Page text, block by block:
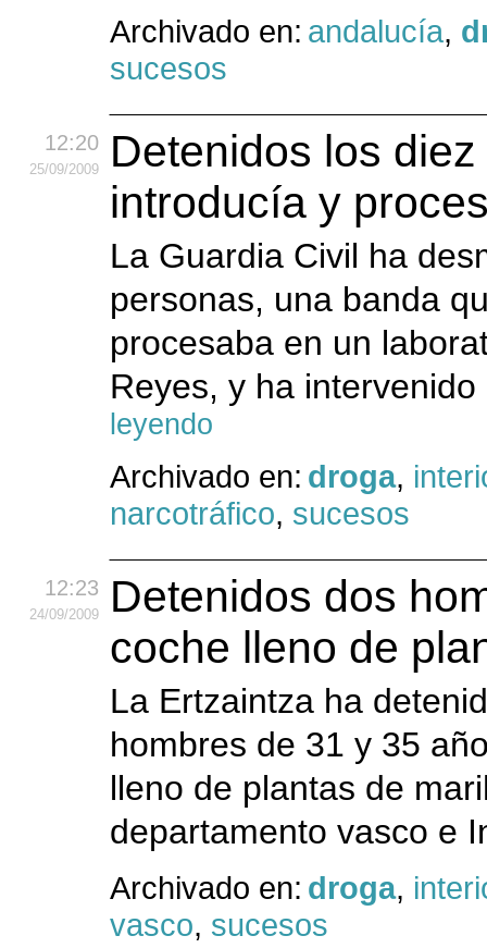
Archivado en: andalucía,
sucesos
12:20
25/09/2009
Detenidos los
introducía y
La Guardia Civil ha
personas, una banda
procesaba en un
Reyes, y ha
leyendo
Archivado en: droga,
narcotráfico, sucesos
12:23
24/09/2009
Detenidos dos
coche lleno de
La Ertzaintza ha
hombres de 31 y 35
lleno de plantas de
departamento vasco e
Archivado en: droga,
vasco, sucesos